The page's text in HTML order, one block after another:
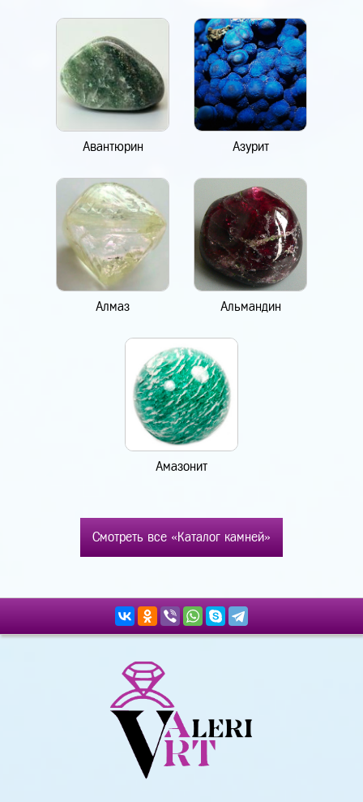
Авантюрин Азурит
Алмаз Альмандин
Амазонит
Смотреть все «Каталог камней»